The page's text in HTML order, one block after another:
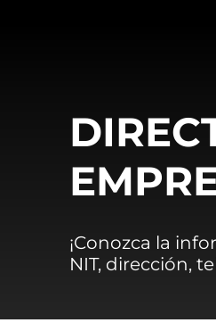
¡Conozca la
NIT, dirección,